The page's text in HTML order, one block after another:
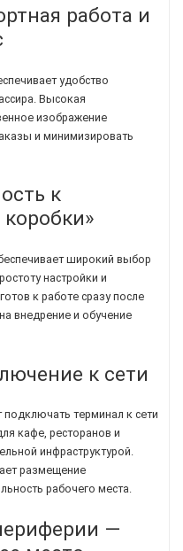
работа и
удобство
Высокая
изображение
и минимизировать
к
широкий выбор
настройки и
к работе сразу после
внедрение и обучение
к сети
терминал к сети
кафе, ресторанов и
инфраструктурой.
размещение
рабочего места.
—